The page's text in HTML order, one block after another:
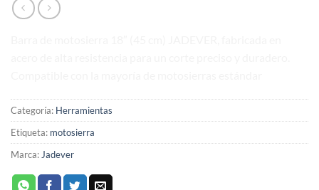
Categoría: Herramientas
Etiqueta: motosierra
Marca:Jadever